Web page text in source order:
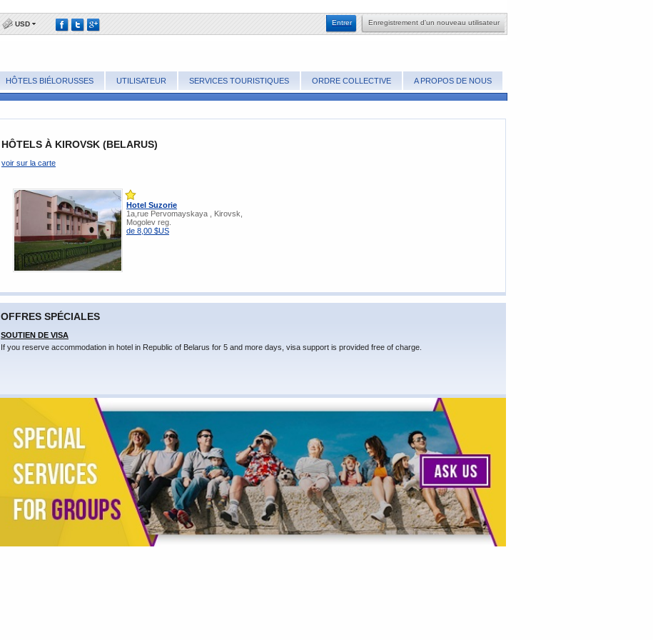
USD ​Enregistrement d'un nouveau utilisateur
​Entrer
HÔTELS BIÉLORUSSES UTILISATEUR SERVICES TOURISTIQUES ORDRE COLLECTIVE A PROPOS DE NOUS
HÔTELS À KIROVSK (BELARUS)
voir sur la carte
Hotel Suzorie
1a,rue Pervomayskaya , Kirovsk,
Mogolev reg.
de 8,00 $US
OFFRES SPÉCIALES
SOUTIEN DE VISA
If you reserve accommodation in hotel in Republic of Belarus for 5 and more days, visa support is provided free of charge.